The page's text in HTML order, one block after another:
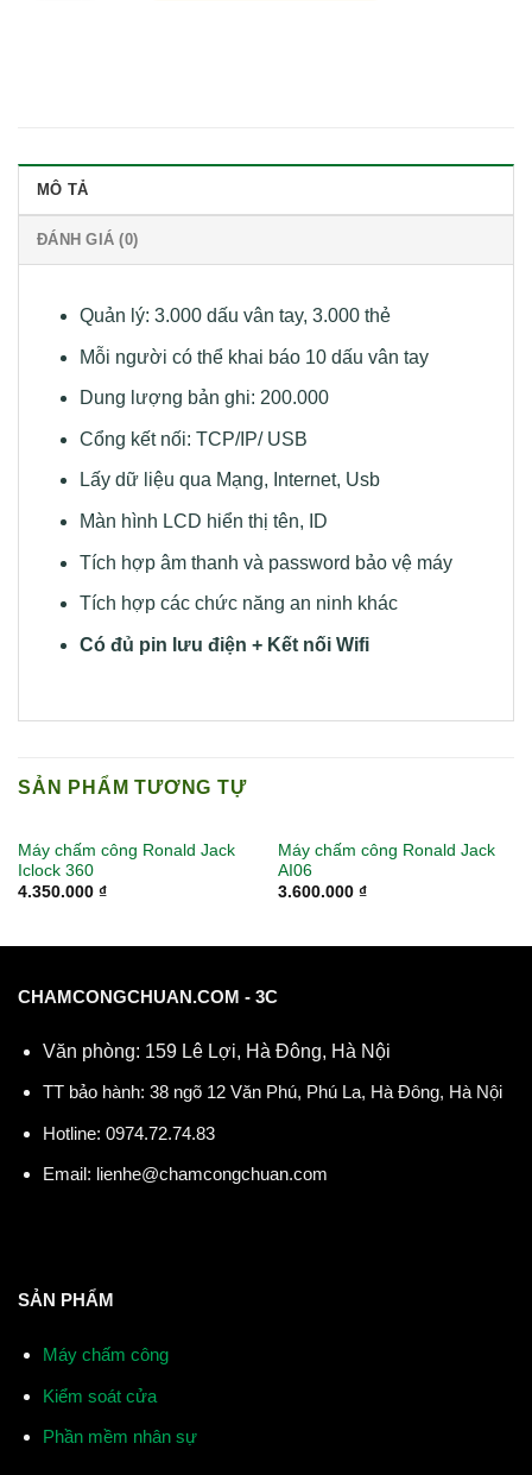
MÔ TẢ
ĐÁNH GIÁ (0)
Quản lý: 3.000 dấu vân tay, 3.000 thẻ
Mỗi người có thể khai báo 10 dấu vân tay
Dung lượng bản ghi: 200.000
Cổng kết nối: TCP/IP/ USB
Lấy dữ liệu qua Mạng, Internet, Usb
Màn hình LCD hiển thị tên, ID
Tích hợp âm thanh và password bảo vệ máy
Tích hợp các chức năng an ninh khác
Có đủ pin lưu điện + Kết nối Wifi
SẢN PHẨM TƯƠNG TỰ
Máy chấm công Ronald Jack
Iclock 360
4.350.000 ₫
Máy chấm công Ronald Jack
AI06
3.600.000 ₫
CHAMCONGCHUAN.COM - 3C
Văn phòng: 159 Lê Lợi, Hà Đông, Hà Nội
TT bảo hành: 38 ngõ 12 Văn Phú, Phú La, Hà Đông, Hà Nội
Hotline: 0974.72.74.83
Email: lienhe@chamcongchuan.com
SẢN PHẨM
Máy chấm công
Kiểm soát cửa
Phần mềm nhân sự